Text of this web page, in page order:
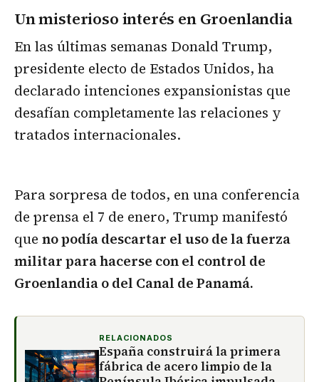
Un misterioso interés en Groenlandia
En las últimas semanas Donald Trump,
presidente electo de Estados Unidos, ha
declarado intenciones expansionistas que
desafían completamente las relaciones y
tratados internacionales.
Para sorpresa de todos, en una conferencia
de prensa el 7 de enero, Trump manifestó
que no podía descartar el uso de la fuerza
militar para hacerse con el control de
Groenlandia o del Canal de Panamá.
RELACIONADOS
España construirá la primera
fábrica de acero limpio de la